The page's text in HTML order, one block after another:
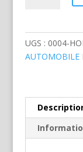
UGS : 0004-
AUTOMOBILE